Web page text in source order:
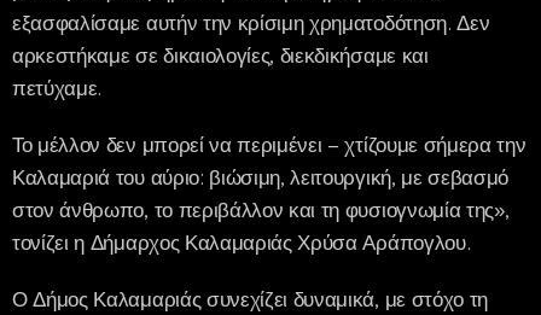
εξασφαλίσαμε αυτήν την κρίσιμη χρηματοδότηση. Δεν
αρκεστήκαμε σε δικαιολογίες, διεκδικήσαμε και
πετύχαμε.
Το μέλλον δεν μπορεί να περιμένει – χτίζουμε σήμερα την
Καλαμαριά του αύριο: βιώσιμη, λειτουργική, με σεβασμό
στον άνθρωπο, το περιβάλλον και τη φυσιογνωμία της»,
τονίζει η Δήμαρχος Καλαμαριάς Χρύσα Αράπογλου.
Ο Δήμος Καλαμαριάς συνεχίζει δυναμικά, με στόχο τη